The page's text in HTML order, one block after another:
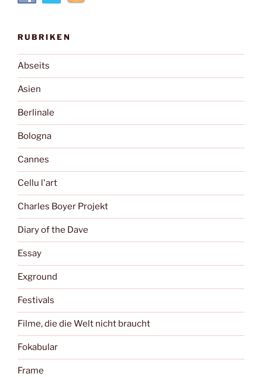
RUBRIKEN
Abseits
Asien
Berlinale
Bologna
Cannes
Cellu l'art
Charles Boyer Projekt
Diary of the Dave
Essay
Exground
Festivals
Filme, die die Welt nicht braucht
Fokabular
Frame